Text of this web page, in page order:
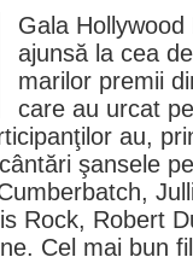
Gala Hollywood
ajunsă la cea
marilor premii
care au urcat
au,
şansele
,
Rock, Robert
. Cel mai bun